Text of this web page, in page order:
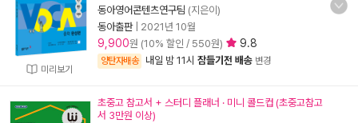
미리보기
동아영어콘텐츠연구팀 (지은이)
동아출판| 2021년 10월
9,900원 (10% 할인 / 550원) 9.8
양탄자배송 내일 밤 11시 잠들기전 배송 변경
초중고 참고서 + 스터디 플래너 · 미니 콜드컵 (초중고참고
서 3만원 이상)